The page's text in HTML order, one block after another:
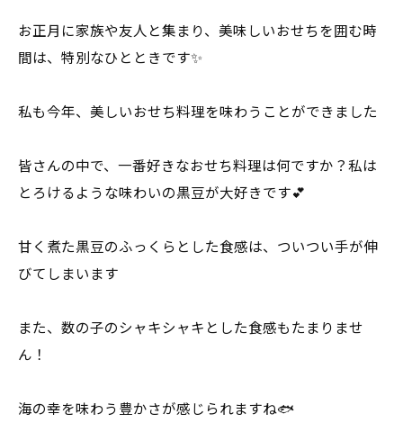
お正月に家族や友人と集まり、美味しいおせちを囲む時
間は、特別なひとときです✨
私も今年、美しいおせち料理を味わうことができました
皆さんの中で、一番好きなおせち料理は何ですか？私は
とろけるような味わいの黒豆が大好きです💕
甘く煮た黒豆のふっくらとした食感は、ついつい手が伸
びてしまいます
また、数の子のシャキシャキとした食感もたまりませ
ん！
海の幸を味わう豊かさが感じられますね🐟